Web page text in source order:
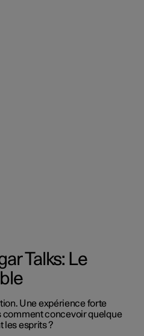
Talks: Le
Une expérience forte
comment concevoir quelque
les esprits ?